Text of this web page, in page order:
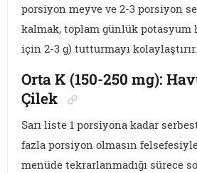
porsiyon meyve ve 2-3 porsiyon
kalmak, toplam günlük potasyum
için 2-3 g) tutturmayı kolaylaştırır.
Orta K (150-250 mg):
Çilek
Sarı liste 1 porsiyona kadar
fazla porsiyon olmasın
menüde tekrarlanmadığı sürece